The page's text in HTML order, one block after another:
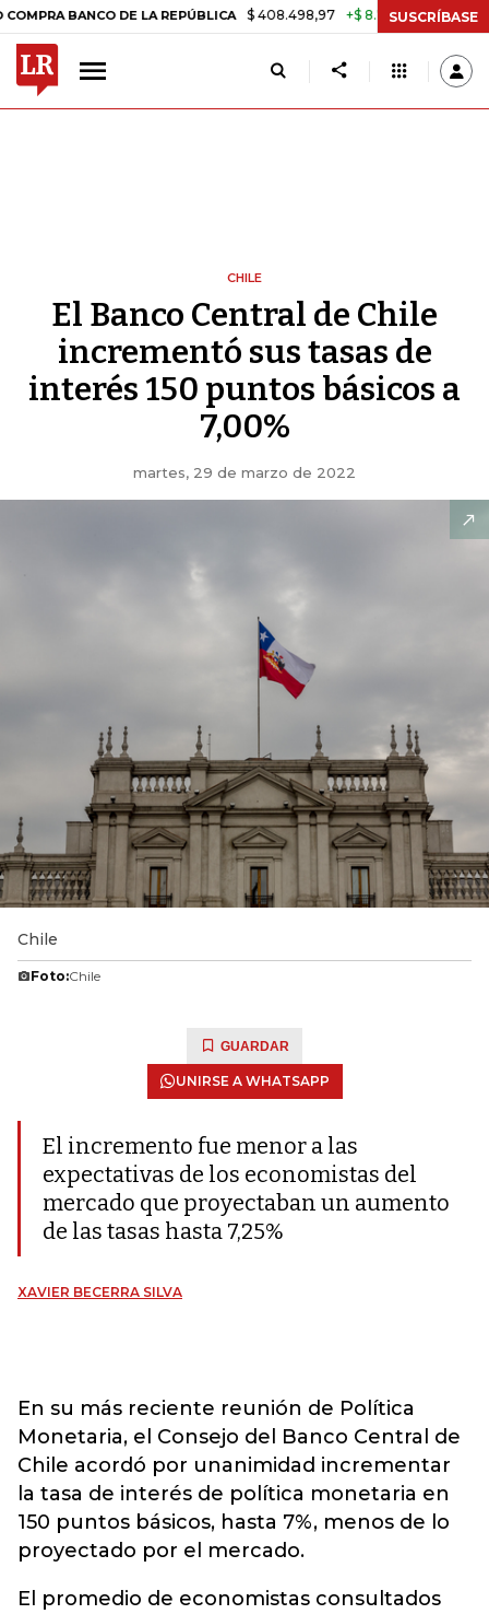
BANCO DE LA REPÚBLICA $ 408.498,97 +$ 8.753,81 +2,19% TASA
SUSCRÍBASE
CHILE
El Banco Central de Chile
incrementó sus tasas de
interés 150 puntos básicos a
7,00%
martes, 29 de marzo de 2022
Chile
Foto:Chile
GUARDAR
UNIRSE A WHATSAPP
El incremento fue menor a las
expectativas de los economistas del
mercado que proyectaban un aumento
de las tasas hasta 7,25%
XAVIER BECERRA SILVA
En su más reciente reunión de Política
Monetaria, el Consejo del Banco Central de
Chile acordó por unanimidad incrementar
la tasa de interés de política monetaria en
150 puntos básicos, hasta 7%, menos de lo
proyectado por el mercado.
El promedio de economistas consultados